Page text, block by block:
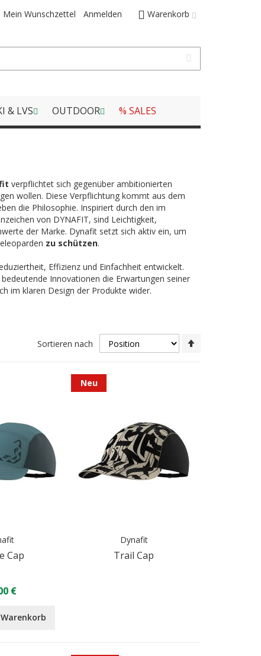
Warenkorb
Mein Wunschzettel Anmelden
& LVS OUTDOOR % SALES
verpflichtet sich gegenüber ambitionierten
wollen. Diese Verpflichtung kommt aus dem
die Philosophie. Inspiriert durch den im
von DYNAFIT, sind Leichtigkeit,
der Marke. Dynafit setzt sich aktiv ein, um
zu schützen.
Effizienz und Einfachheit entwickelt.
Innovationen die Erwartungen seiner
im klaren Design der Produkte wider.
Sortieren nach
Cap
€
Neu
Dynafit
Trail Cap